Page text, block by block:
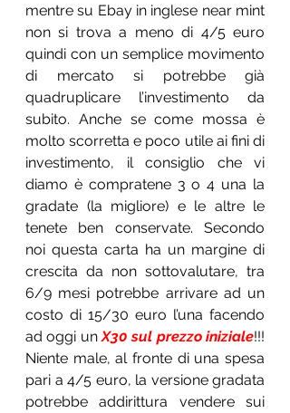
mentre su Ebay in inglese near mint
non si trova a meno di 4/5 euro
quindi con un semplice movimento
di mercato si potrebbe già
quadruplicare l’investimento da
subito. Anche se come mossa è
molto scorretta e poco utile ai fini di
investimento, il consiglio che vi
diamo è compratene 3 o 4 una la
gradate (la migliore) e le altre le
tenete ben conservate. Secondo
noi questa carta ha un margine di
crescita da non sottovalutare, tra
6/9 mesi potrebbe arrivare ad un
costo di 15/30 euro l’una facendo
ad oggi un X30 sul prezzo iniziale!!!
Niente male, al fronte di una spesa
pari a 4/5 euro, la versione gradata
potrebbe addirittura vendere sui